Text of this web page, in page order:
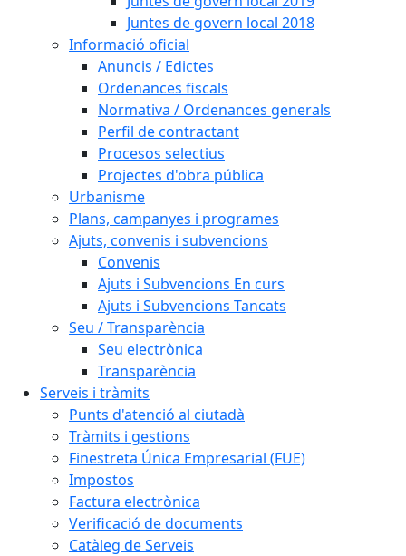
Juntes de govern local 2018
Informació oficial
Anuncis / Edictes
Ordenances fiscals
Normativa / Ordenances generals
Perfil de contractant
Procesos selectius
Projectes d'obra pública
Urbanisme
Plans, campanyes i programes
Ajuts, convenis i subvencions
Convenis
Ajuts i Subvencions En curs
Ajuts i Subvencions Tancats
Seu / Transparència
Seu electrònica
Transparència
Serveis i tràmits
Punts d'atenció al ciutadà
Tràmits i gestions
Finestreta Única Empresarial (FUE)
Impostos
Factura electrònica
Verificació de documents
Catàleg de Serveis